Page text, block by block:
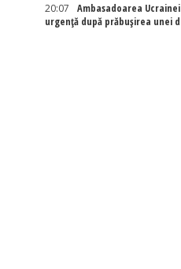
20:07
Ambasadoarea
urgență după prăbușirea unei